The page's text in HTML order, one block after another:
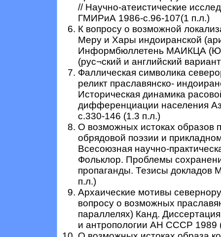
// Научно-атеистические
ГМИРиА 1986-с.96-107(1 п.л.)
К вопросу о возможной
Меру и Хары индоиранской
Информбюллетень МАИКЦА
(рус¬ский и английский
Фаллическая символика
реликт праславянско-
Историческая динамика
дифференциации населения
с.330-146 (1.3 п.л.)
О возможных истоках образов
обрядовой поэзии и
Всесоюзная научно-
Фольклор. Проблемы
пропаганды. Тезисы докладов
п.л.)
Архаические мотивы
вопросу о возможных
параллелях) Канд.
и антропологии АН СССР 1989